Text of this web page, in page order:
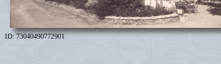
ID: 73040490772901